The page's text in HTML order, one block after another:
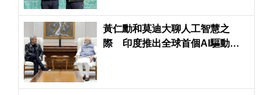
黃仁勳和莫迪大聊人工智慧之
際 印度推出全球首個AI驅動反